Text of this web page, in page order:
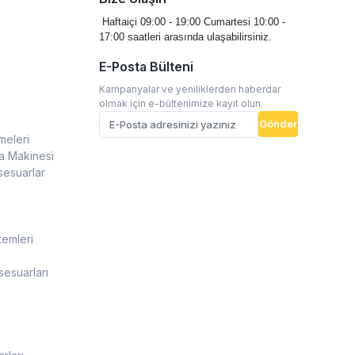
Makinesi
Haftaiçi 09:00 - 19:00 Cumartesi 10:00 -
17:00 saatleri arasında ulaşabilirsiniz.
E-Posta Bülteni
Kampanyalar ve yeniliklerden haberdar
olmak için e-bültenimize kayıt olun.
Gönder